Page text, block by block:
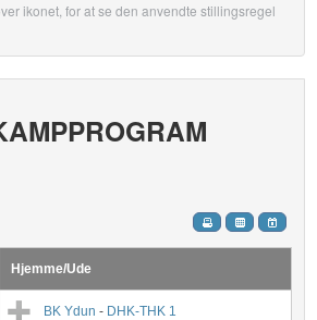
ikonet, for at se den anvendte stillingsregel
Hjemme/Ude
BK Ydun - DHK-THK 1